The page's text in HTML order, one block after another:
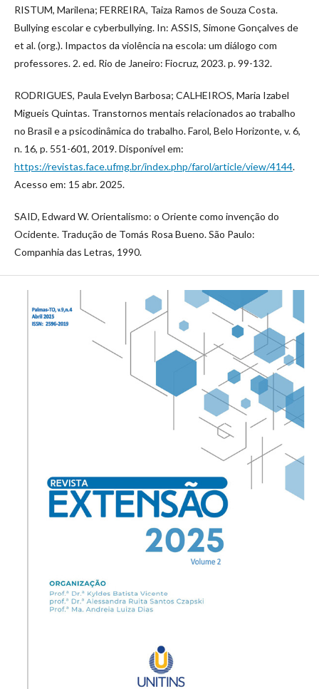
RISTUM, Marilena; FERREIRA, Taiza Ramos de Souza Costa.
Bullying escolar e cyberbullying. In: ASSIS, Simone Gonçalves de
et al. (org.). Impactos da violência na escola: um diálogo com
professores. 2. ed. Rio de Janeiro: Fiocruz, 2023. p. 99-132.
RODRIGUES, Paula Evelyn Barbosa; CALHEIROS, Maria Izabel
Migueis Quintas. Transtornos mentais relacionados ao trabalho
no Brasil e a psicodinâmica do trabalho. Farol, Belo Horizonte, v. 6,
n. 16, p. 551-601, 2019. Disponível em:
https://revistas.face.ufmg.br/index.php/farol/article/view/4144.
Acesso em: 15 abr. 2025.
SAID, Edward W. Orientalismo: o Oriente como invenção do
Ocidente. Tradução de Tomás Rosa Bueno. São Paulo:
Companhia das Letras, 1990.